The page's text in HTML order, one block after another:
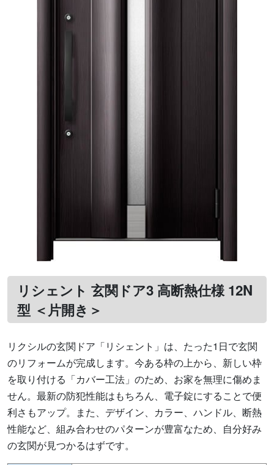
リシェント 玄関ドア3 高断熱仕様 12N
型 ＜片開き＞
リクシルの玄関ドア「リシェント」は、たった1日で玄関
のリフォームが完成します。今ある枠の上から、新しい枠
を取り付ける「カバー工法」のため、お家を無理に傷めま
せん。最新の防犯性能はもちろん、電子錠にすることで便
利さもアップ。また、デザイン、カラー、ハンドル、断熱
性能など、組み合わせのパターンが豊富なため、自分好み
の玄関が見つかるはずです。